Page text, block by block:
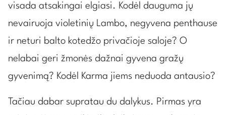
visada atsakingai elgiasi. Kodėl dauguma jų
nevairuoja violetinių Lambo, negyvena penthause
ir neturi balto kotedžo privačioje saloje? O
nelabai geri žmonės dažnai gyvena gražų
gyvenimą? Kodėl Karma jiems neduoda antausio?
Tačiau dabar supratau du dalykus. Pirmas yra